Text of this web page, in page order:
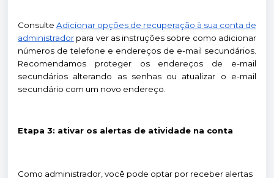
Consulte Adicionar opções de recuperação à sua conta de
administrador para ver as instruções sobre como adicionar
números de telefone e endereços de e-mail secundários.
Recomendamos proteger os endereços de e-mail
secundários alterando as senhas ou atualizar o e-mail
secundário com um novo endereço.
Etapa 3: ativar os alertas de atividade na conta
Como administrador, você pode optar por receber alertas